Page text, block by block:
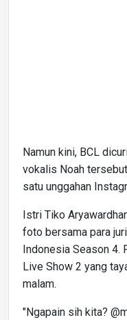
Namun kini, BCL
vokalis Noah
satu unggahan
Istri Tiko
foto bersama para
Indonesia Season 4.
Live Show 2 yang
malam.
"Ngapain sih kita?